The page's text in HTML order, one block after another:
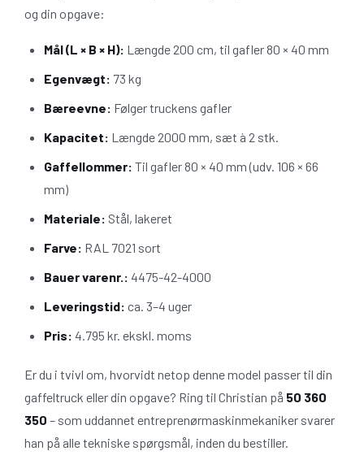
og din opgave:
Mål (L × B × H): Længde 200 cm, til gafler 80 × 40 mm
Egenvægt: 73 kg
Bæreevne: Følger truckens gafler
Kapacitet: Længde 2000 mm, sæt à 2 stk.
Gaffellommer: Til gafler 80 × 40 mm (udv. 106 × 66
mm)
Materiale: Stål, lakeret
Farve: RAL 7021 sort
Bauer varenr.: 4475-42-4000
Leveringstid: ca. 3–4 uger
Pris: 4.795 kr. ekskl. moms
Er du i tvivl om, hvorvidt netop denne model passer til din
gaffeltruck eller din opgave? Ring til Christian på 50 360
350 – som uddannet entreprenørmaskinmekaniker svarer
han på alle tekniske spørgsmål, inden du bestiller.